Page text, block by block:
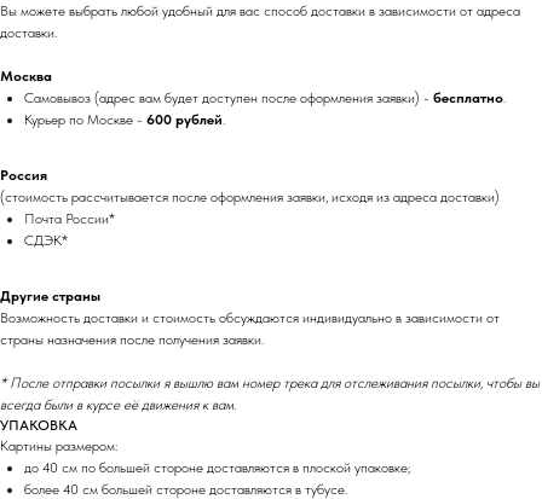
Вы можете выбрать любой удобный для вас способ доставки в зависимости от адреса
доставки.
Москва
Самовывоз (адрес вам будет доступен после оформления заявки) - бесплатно.
Курьер по Москве - 600 рублей.
Россия
(стоимость рассчитывается после оформления заявки, исходя из адреса доставки)
Почта России*
СДЭК*
Другие страны
Возможность доставки и стоимость обсуждаются индивидуально в зависимости от
страны назначения после получения заявки.
* После отправки посылки я вышлю вам номер трека для отслеживания посылки, чтобы вы
всегда были в курсе её движения к вам.
УПАКОВКА
Картины размером:
до 40 см по большей стороне доставляются в плоской упаковке;
более 40 см большей стороне доставляются в тубусе.